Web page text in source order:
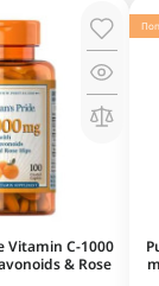
Vitamin C-1000
& Rose